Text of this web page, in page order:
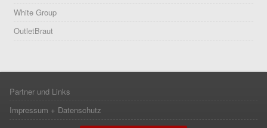
White Group
OutletBraut
Partner und Links
Impressum + Datenschutz